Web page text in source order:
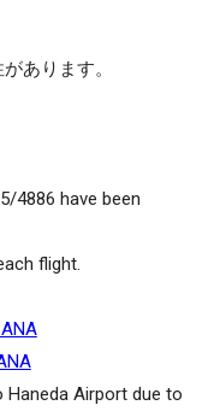
あります。
4886 have been
flight.
Airport due to